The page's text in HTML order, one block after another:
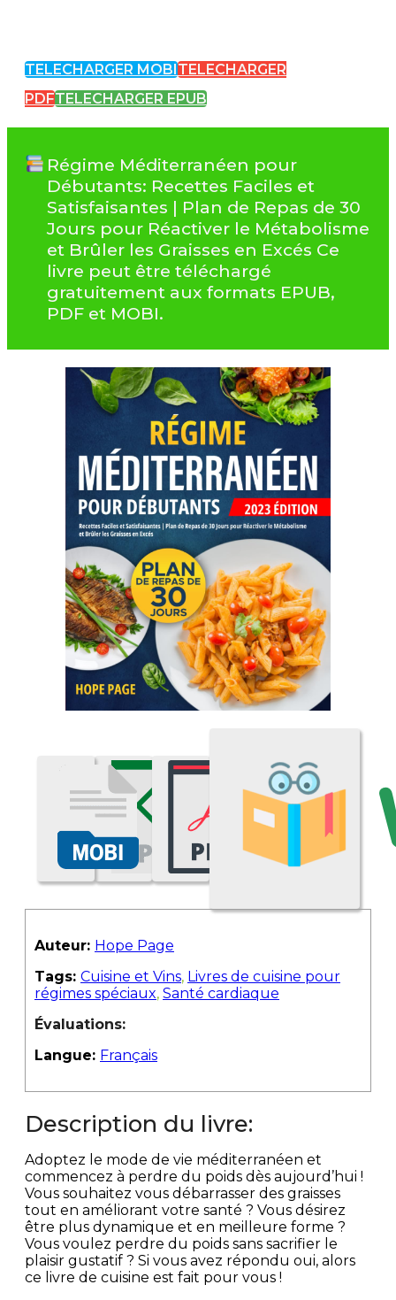
TELECHARGER MOBI TELECHARGER
PDFTELECHARGER EPUB
Régime Méditerranéen pour
Débutants: Recettes Faciles et
Satisfaisantes | Plan de Repas de 30
Jours pour Réactiver le Métabolisme
et Brûler les Graisses en Excés Ce
livre peut être téléchargé
gratuitement aux formats EPUB,
PDF et MOBI.
Auteur: Hope Page
Tags: Cuisine et Vins, Livres de cuisine pour
régimes spéciaux, Santé cardiaque
Évaluations:
Langue: Français
Description du livre:
Adoptez le mode de vie méditerranéen et
commencez à perdre du poids dès aujourd’hui !
Vous souhaitez vous débarrasser des graisses
tout en améliorant votre santé ? Vous désirez
être plus dynamique et en meilleure forme ?
Vous voulez perdre du poids sans sacrifier le
plaisir gustatif ? Si vous avez répondu oui, alors
ce livre de cuisine est fait pour vous !